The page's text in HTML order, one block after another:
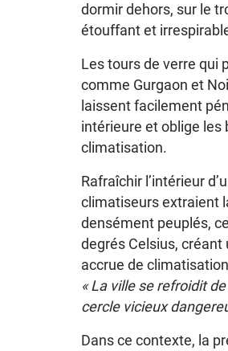
dormir dehors, sur le
étouffant et
Les tours de verre qui
comme Gurgaon et
laissent facilement
intérieure et oblige les
climatisation.
Rafraîchir l’intérieur
climatiseurs extraient
densément peuplés,
degrés Celsius,
accrue de
« La ville se refroidit
cercle vicieux
Dans ce contexte, la